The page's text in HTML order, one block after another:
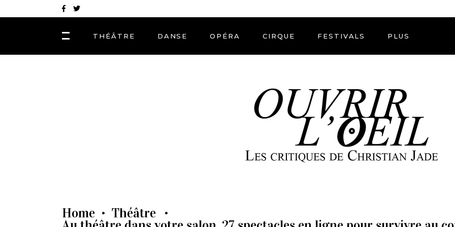
THÉÂTRE DANSE OPÉRA CIRQUE FESTIVALS PLUS
Home • Théâtre •